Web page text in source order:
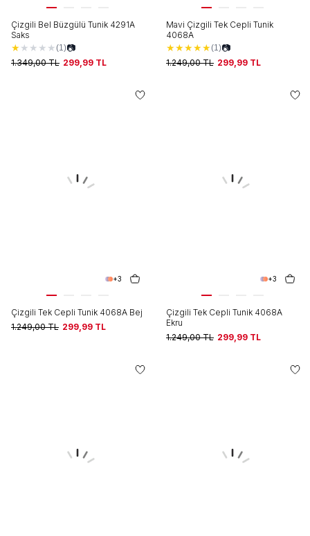
Çizgili Bel Büzgülü Tunik 4291A
Saks
★★ ★ ★ ★(1)📷
1.349,00TL 299,99 TL
Mavi Çizgili Tek Cepli Tunik
4068A
★★★★★(1)📷
1.249,00TL 299,99 TL
+3
Çizgili Tek Cepli Tunik 4068A Bej
1.249,00TL 299,99 TL
+3
Çizgili Tek Cepli Tunik 4068A
Ekru
1.249,00TL 299,99 TL